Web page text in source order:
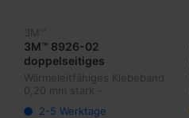
3M™
3M™ 8926-02
doppelseitiges
Klebeband thermisch
leitfähig
Wärmeleitfähiges Klebeband
0,20 mm stark -
2-5 Werktage